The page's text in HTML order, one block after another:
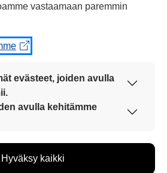
viljellään viljaa.
hernettä ja
vastaamaan paremmin
evästeet, joiden avulla
aina käytössä, jotta
sujuvasti ja turvallisesti.
avulla kehitämme
vastaamaan paremmin
Hyväksy kaikki